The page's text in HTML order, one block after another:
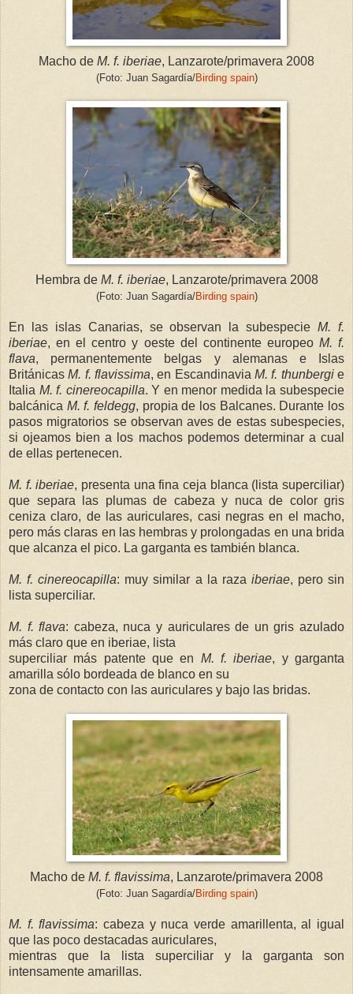
Macho de M. f. iberiae, Lanzarote/primavera 2008
(Foto: Juan Sagardía/Birding spain)
Hembra de M. f. iberiae, Lanzarote/primavera 2008
(Foto: Juan Sagardía/Birding spain)
En las islas Canarias, se observan la subespecieM. f.
iberiae, en el centro y oeste del continente europeo M. f.
flava, permanentemente belgas y alemanas e Islas
BritánicasM. f. flavissima, en EscandinaviaM. f. thunbergie
Italia M. f. cinereocapilla. Y en menor medida la subespecie
balcánica M. f. feldegg, propia de los Balcanes. Durante los
pasos migratorios se observan aves de estas subespecies,
si ojeamos bien a los machos podemos determinar a cual
de ellas pertenecen.
M. f. iberiae, presenta una fina ceja blanca (lista superciliar)
que separa las plumas de cabeza y nuca de color gris
ceniza claro, de las auriculares, casi negras en el macho,
pero más claras en las hembras y prolongadas en una brida
que alcanza el pico. La garganta es también blanca.
M. f. cinereocapilla: muy similar a la raza iberiae, pero sin
lista superciliar.
M. f. flava: cabeza, nuca y auriculares de un gris azulado
más claro que en iberiae, lista
superciliar más patente que en M. f. iberiae, y garganta
amarilla sólo bordeada de blanco en su
zona de contacto con las auriculares y bajo las bridas.
Macho de M. f. flavissima, Lanzarote/primavera 2008
(Foto: Juan Sagardía/Birding spain)
M. f. flavissima: cabeza y nuca verde amarillenta, al igual
que las poco destacadas auriculares,
mientras que la lista superciliar y la garganta son
intensamente amarillas.